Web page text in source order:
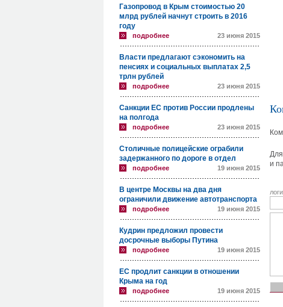
Газопровод в Крым стоимостью 20
млрд рублей начнут строить в 2016
году
подробнее 23 июня 2015
Власти предлагают сэкономить на
пенсиях и социальных выплатах 2,5
трлн рублей
подробнее 23 июня 2015
Санкции ЕС против России продлены
на полгода
подробнее 23 июня 2015
Столичные полицейские ограбили
задержанного по дороге в отдел
подробнее 19 июня 2015
В центре Москвы на два дня
ограничили движение автотранспорта
подробнее 19 июня 2015
Кудрин предложил провести
досрочные выборы Путина
подробнее 19 июня 2015
ЕС продлит санкции в отношении
Крыма на год
подробнее 19 июня 2015
и